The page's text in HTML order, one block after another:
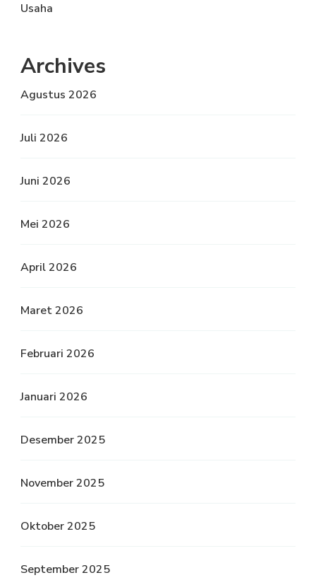
Usaha
Archives
Agustus 2026
Juli 2026
Juni 2026
Mei 2026
April 2026
Maret 2026
Februari 2026
Januari 2026
Desember 2025
November 2025
Oktober 2025
September 2025